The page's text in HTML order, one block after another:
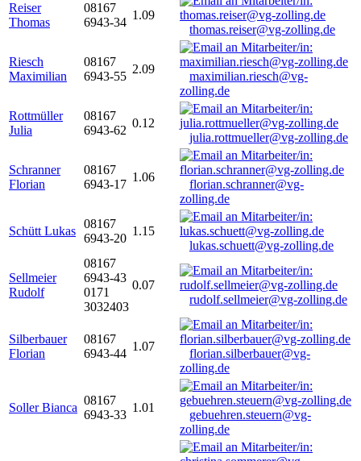
Reiser
Thomas
08167
6943-34
1.09
thomas.reiser@vg-zolling.de
Riesch
Maximilian
08167
6943-55
2.09
maximilian.riesch@vg-
zolling.de
Rottmüller
Julia
08167
6943-62
0.12
julia.rottmueller@vg-zolling.de
Schranner
Florian
08167
6943-17
1.06
florian.schranner@vg-
zolling.de
Schütt Lukas
08167
6943-20
1.15
lukas.schuett@vg-zolling.de
Sellmeier
Rudolf
08167
6943-43
0171
3032403
0.07
rudolf.sellmeier@vg-zolling.de
Silberbauer
Florian
08167
6943-44
1.07
florian.silberbauer@vg-
zolling.de
Soller Bianca
08167
6943-33
1.01
gebuehren.steuern@vg-
zolling.de